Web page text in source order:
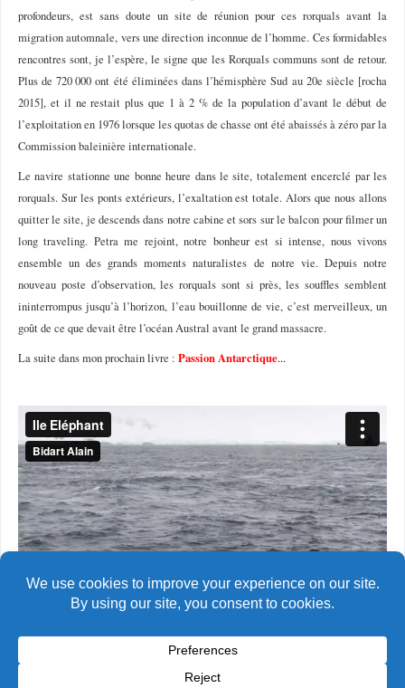
profondeurs, est sans doute un site de réunion pour ces rorquals avant la
migration automnale, vers une direction inconnue de l’homme. Ces formidables
rencontres sont, je l’espère, le signe que les Rorquals communs sont de retour.
Plus de 720 000 ont été éliminées dans l’hémisphère Sud au 20e siècle [rocha
2015], et il ne restait plus que 1 à 2 % de la population d’avant le début de
l’exploitation en 1976 lorsque les quotas de chasse ont été abaissés à zéro par la
Commission baleinière internationale.
Le navire stationne une bonne heure dans le site, totalement encerclé par les
rorquals. Sur les ponts extérieurs, l’exaltation est totale. Alors que nous allons
quitter le site, je descends dans notre cabine et sors sur le balcon pour filmer un
long traveling. Petra me rejoint, notre bonheur est si intense, nous vivons
ensemble un des grands moments naturalistes de notre vie. Depuis notre
nouveau poste d’observation, les rorquals sont si près, les souffles semblent
ininterrompus jusqu’à l’horizon, l’eau bouillonne de vie, c’est merveilleux, un
goût de ce que devait être l’océan Austral avant le grand massacre.
La suite dans mon prochain livre : Passion Antarctique...